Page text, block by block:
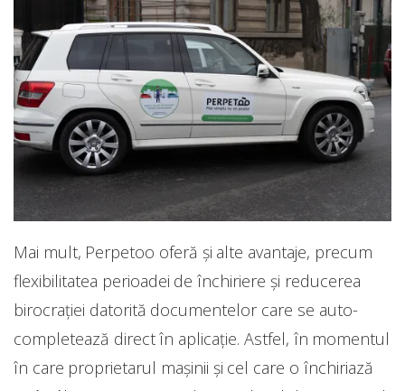
Mai mult, Perpetoo oferă și alte avantaje, precum
flexibilitatea perioadei de închiriere și reducerea
birocrației datorită documentelor care se auto-
completează direct în aplicație. Astfel, în momentul
în care proprietarul mașinii și cel care o închiriază